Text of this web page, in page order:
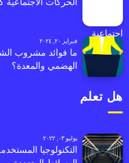
الحركات
فبراير ٢٠, ٢٠٢٤
ما فوائد مشروب
الهضمي والمعدة؟
هل تعلم
يوليو ٠٣, ٢٠٢٢
التكنولوجيا